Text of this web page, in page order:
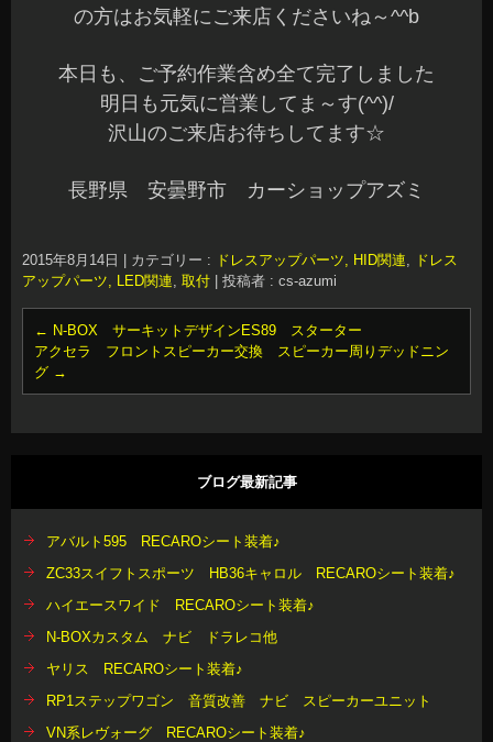
の方はお気軽にご来店くださいね～^^b
本日も、ご予約作業含め全て完了しました
明日も元気に営業してま～す(^^)/
沢山のご来店お待ちしてます☆
長野県 安曇野市 カーショップアズミ
2015年8月14日 カテゴリー : ドレスアップパーツ, HID関連, ドレス
アップパーツ, LED関連, 取付 投稿者 : cs-azumi
← N-BOX サーキットデザインES89 スターター
アクセラ フロントスピーカー交換 スピーカー周りデッドニン
グ →
ブログ最新記事
アバルト595 RECAROシート装着♪
ZC33スイフトスポーツ HB36キャロル RECAROシート装着♪
ハイエースワイド RECAROシート装着♪
N-BOXカスタム ナビ ドラレコ他
ヤリス RECAROシート装着♪
RP1ステップワゴン 音質改善 ナビ スピーカーユニット
VN系レヴォーグ RECAROシート装着♪